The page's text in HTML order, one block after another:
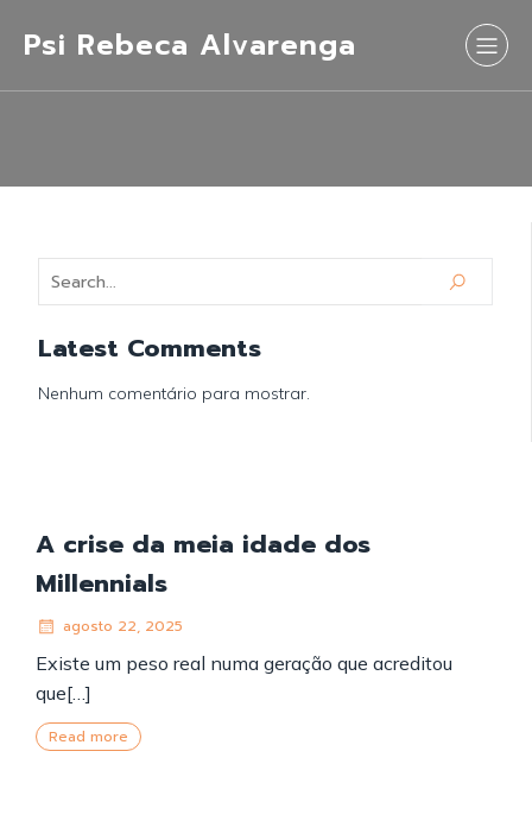
Psi Rebeca Alvarenga
Latest Comments
Nenhum comentário para mostrar.
A crise da meia idade dos
Millennials
agosto 22, 2025
Existe um peso real numa geração que acreditou
que[…]
Read more